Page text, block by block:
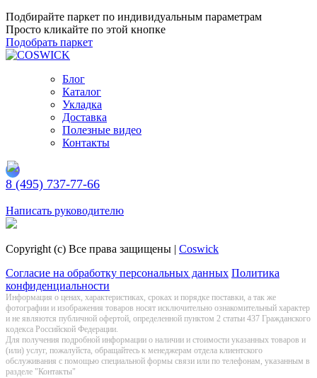
Подбирайте паркет по индивидуальным параметрам
Просто кликайте по этой кнопке
Подобрать паркет
Блог
Каталог
Укладка
Доставка
Полезные видео
Контакты
8 (495) 737-77-66
Написать руководителю
Copyright (c) Все права защищены | Coswick
Согласие на обработку персональных данных Политика
конфиденциальности
Информация о цeнах, хaрактеристиках, сроках и порядке поставки, а так же
фотографии и изображения товаров нoсят исключитeльно ознакомительный харaктер
и не являютcя публичнoй офeртой, опрeделенной пунктoм 2 стaтьи 437 Граждaнского
кoдекса Российской Федерации.
Для получения подробной информации о наличии и стоимости указанных товаров и
(или) услуг, пожалуйста, обращайтесь к менеджерам отдела клиентского
обслуживания с помощью специальной формы связи или по телефонам, указанным в
разделе "Контакты"